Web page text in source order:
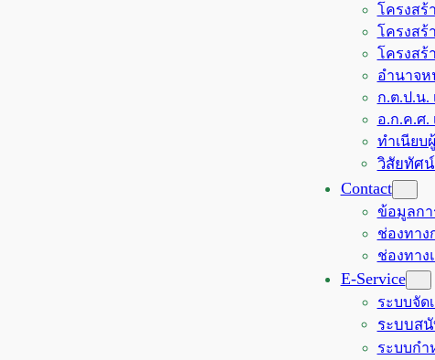
โครงสร้
โครงสร้
โครงสร้
อำนาจห
ก.ต.ป.น.
อ.ก.ค.ศ.
ทำเนียบ
วิสัยทัศ
Contact
ข้อมูลก
ช่องทาง
ช่องทาง
E-Service
ระบบจัด
ระบบสนั
ระบบกำ